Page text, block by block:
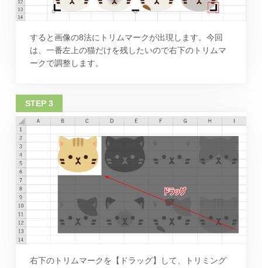
すると画像の8法にトリムマークが出現します。今回
は、一番左上の猫だけを残したいので右下のトリムマ
ークで調整します。
右下のトリムマークを【ドラッグ】して、トリミング